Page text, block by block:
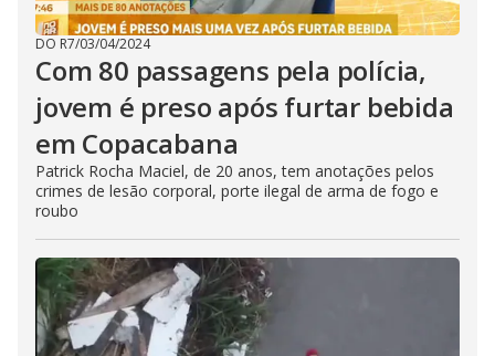
DO R7/03/04/2024
Com 80 passagens pela polícia,
jovem é preso após furtar bebida
em Copacabana
Patrick Rocha Maciel, de 20 anos, tem anotações pelos
crimes de lesão corporal, porte ilegal de arma de fogo e
roubo